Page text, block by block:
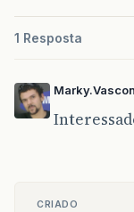
1 Resposta
CRIADO